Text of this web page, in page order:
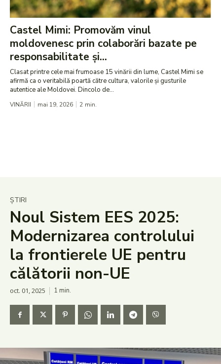
Castel Mimi: Promovăm vinul
moldovenesc prin colaborări bazate pe
responsabilitate și...
Clasat printre cele mai frumoase 15 vinării din lume, Castel Mimi se
afirmă ca o veritabilă poartă către cultura, valorile și gusturile
autentice ale Moldovei. Dincolo de...
VINĂRII mai 19, 2026 2 min.